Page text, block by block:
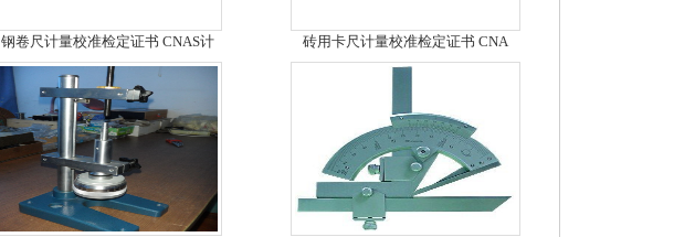
钢卷尺计量校准检定证书 CNAS计 砖用卡尺计量校准检定证书 CNA